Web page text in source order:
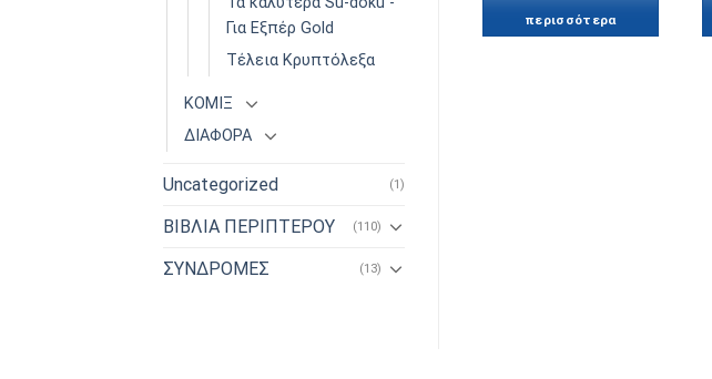
Για Εξπέρ Gold
Τέλεια Κρυπτόλεξα
ΚΟΜΙΞ
ΔΙΑΦΟΡΑ
Uncategorized (1)
ΒΙΒΛΙΑ ΠΕΡΙΠΤΕΡΟΥ (110)
ΣΥΝΔΡΟΜΕΣ (13)
περισσότερα
περισσότερα